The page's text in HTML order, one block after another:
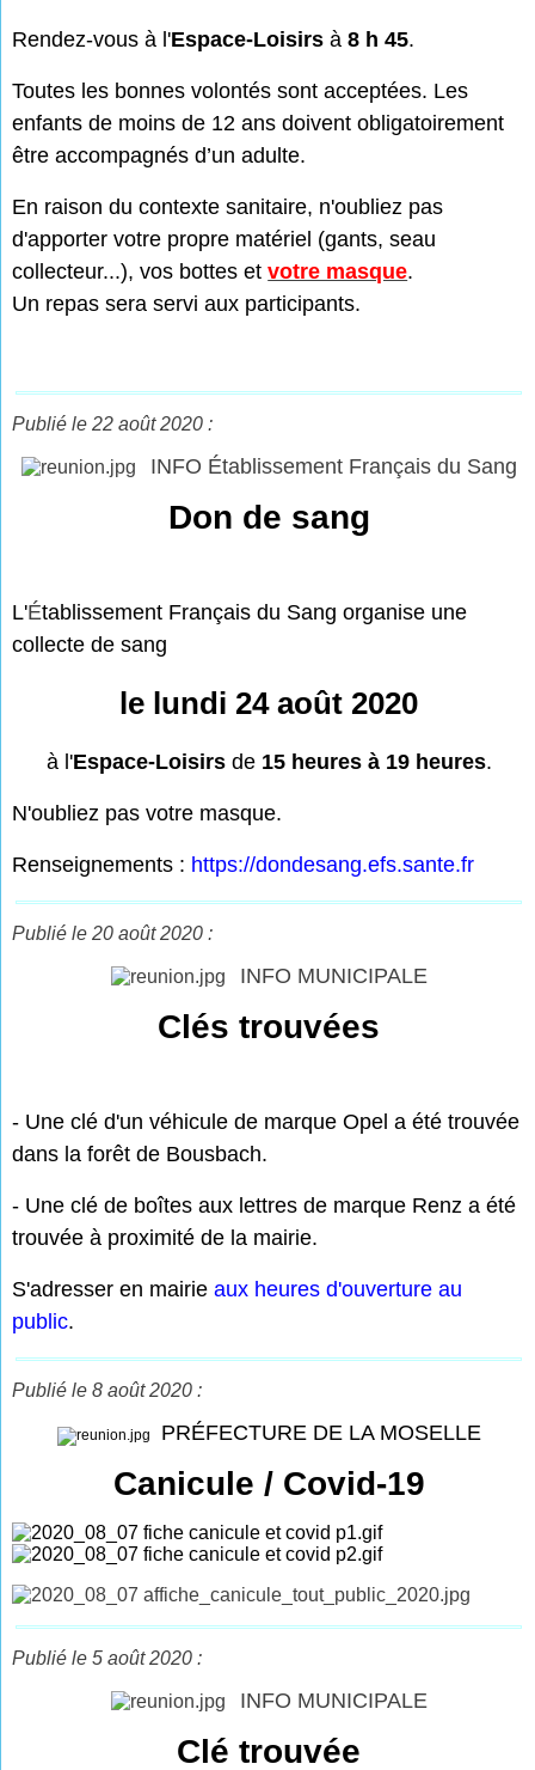
Rendez-vous à l'Espace-Loisirs à8 h 45.
Toutes les bonnes volontés sont acceptées. Les
enfants de moins de 12 ans doivent obligatoirement
être accompagnés d’un adulte.
En raison du contexte sanitaire, n'oubliez pas
d'apporter votre propre matériel (gants, seau
collecteur...), vos bottes etvotre masque.
Un repas sera servi aux participants.
Publié le 22 août 2020 :
INFO Établissement Français du Sang
Don de sang
L'Établissement Français du Sang organise une
collecte de sang
le lundi 24 août 2020
à l'Espace-Loisirsde 15 heures à 19 heures.
N'oubliez pas votre masque.
Renseignements : https://dondesang.efs.sante.fr
Publié le 20 août 2020 :
INFO MUNICIPALE
Clés trouvées
- Une clé d'un véhicule de marque Opel a été trouvée
dans la forêt de Bousbach.
- Une clé de boîtes aux lettres de marque Renz a été
trouvée à proximité de la mairie.
S'adresser en mairieaux heures d'ouverture au
public.
Publié le 8 août 2020 :
PRÉFECTURE DE LA MOSELLE
Canicule / Covid-19
Publié le 5 août 2020 :
INFO MUNICIPALE
Clé trouvée